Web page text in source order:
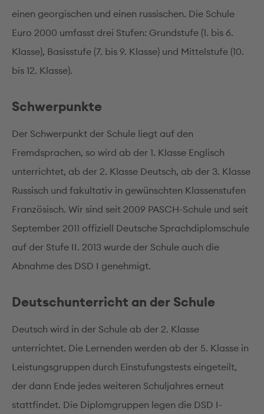
einen georgischen und einen russischen. Die Schule
Euro 2000 umfasst drei Stufen: Grundstufe (1. bis 6.
Klasse), Basisstufe (7. bis 9. Klasse) und Mittelstufe (10.
bis 12. Klasse).
Schwerpunkte
Der Schwerpunkt der Schule liegt auf den
Fremdsprachen, so wird ab der 1. Klasse Englisch
unterrichtet, ab der 2. Klasse Deutsch, ab der 3. Klasse
Russisch und fakultativ in gewünschten Klassenstufen
Französisch. Wir sind seit 2009 PASCH-Schule und seit
September 2011 offiziell Deutsche Sprachdiplomschule
auf der Stufe II. 2013 wurde der Schule auch die
Abnahme des DSD I genehmigt.
Deutschunterricht an der Schule
Deutsch wird in der Schule ab der 2. Klasse
unterrichtet. Die Lernenden werden ab der 5. Klasse in
Leistungsgruppen durch Einstufungstests eingeteilt,
der dann Ende jedes weiteren Schuljahres erneut
stattfindet. Die Diplomgruppen legen die DSD I-